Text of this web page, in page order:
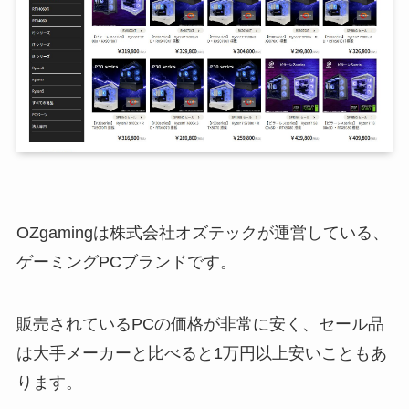
OZgamingは株式会社オズテックが運営している、
ゲーミングPCブランドです。
販売されているPCの価格が非常に安く、セール品
は大手メーカーと比べると1万円以上安いこともあ
ります。